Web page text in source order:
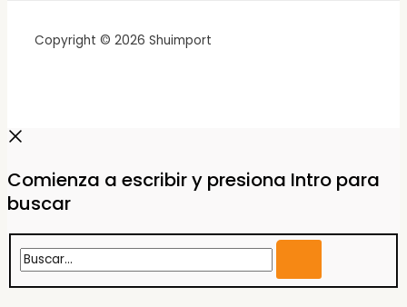
Copyright © 2026 Shuimport
Comienza a escribir y presiona Intro para
buscar
Buscar...